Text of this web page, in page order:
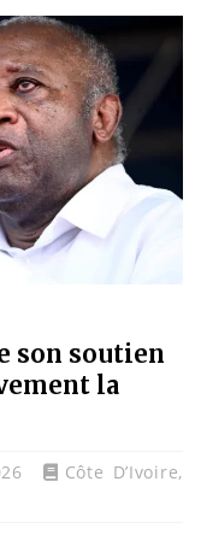
Bénin :
Aliko
son soutien
la
Côte D’Ivoire,